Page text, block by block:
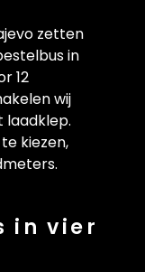
zetten
in
12
wij
laadklep.
kiezen,
in vier